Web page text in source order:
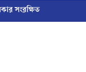
সংরক্ষিত